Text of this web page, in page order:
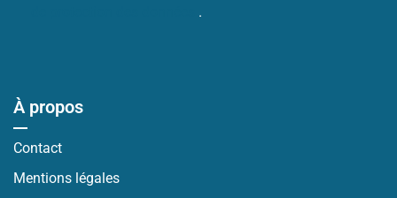
.
À propos
Contact
Mentions légales